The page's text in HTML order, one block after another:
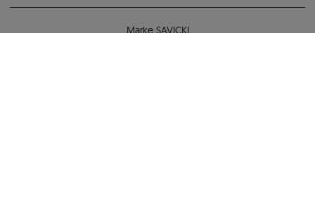
Marke SAVICKI